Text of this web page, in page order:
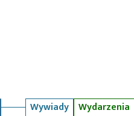
Wywiady Wydarzenia